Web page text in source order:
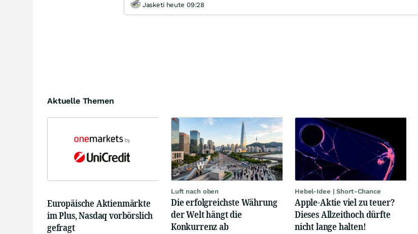
Jasketi heute 09:28
Aktuelle Themen
Europäische Aktienmärkte
im Plus, Nasdaq vorbörslich
gefragt
Luft nach oben
Die erfolgreichste Währung
der Welt hängt die
Konkurrenz ab
Hebel-Idee | Short-Chance
Apple-Aktie viel zu teuer?
Dieses Allzeithoch dürfte
nicht lange halten!